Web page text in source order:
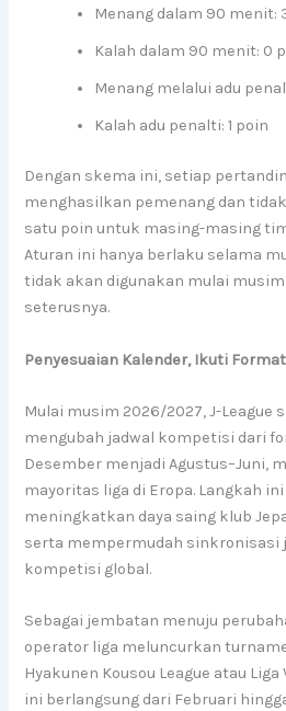
Menang dalam 90 menit:
Kalah dalam 90 menit: 0
Menang melalui adu
Kalah adu penalti: 1 poin
Dengan skema ini, setiap
menghasilkan pemenang dan
satu poin untuk masing-masing
Aturan ini hanya berlaku selama
tidak akan digunakan mulai
seterusnya.
Penyesuaian Kalender, Ikuti
Mulai musim 2026/2027, J-League
mengubah jadwal kompetisi dari
Desember menjadi Agustus–Juni,
mayoritas liga di Eropa. Langkah
meningkatkan daya saing klub
serta mempermudah sinkronisasi
kompetisi global.
Sebagai jembatan menuju
operator liga meluncurkan
Hyakunen Kousou League atau Liga
ini berlangsung dari Februari